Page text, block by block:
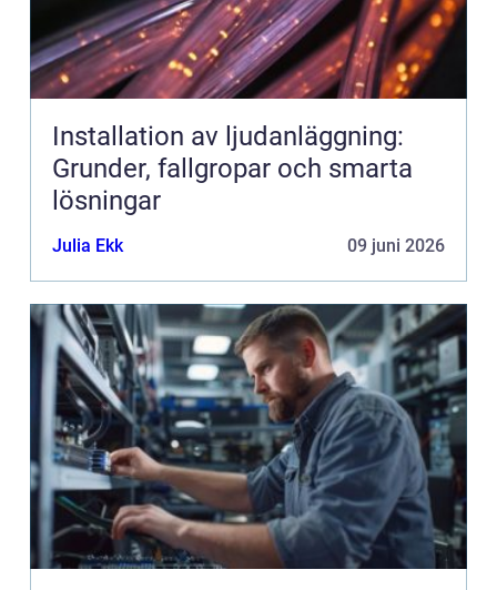
Installation av ljudanläggning:
Grunder, fallgropar och smarta
lösningar
Julia Ekk 09 juni 2026